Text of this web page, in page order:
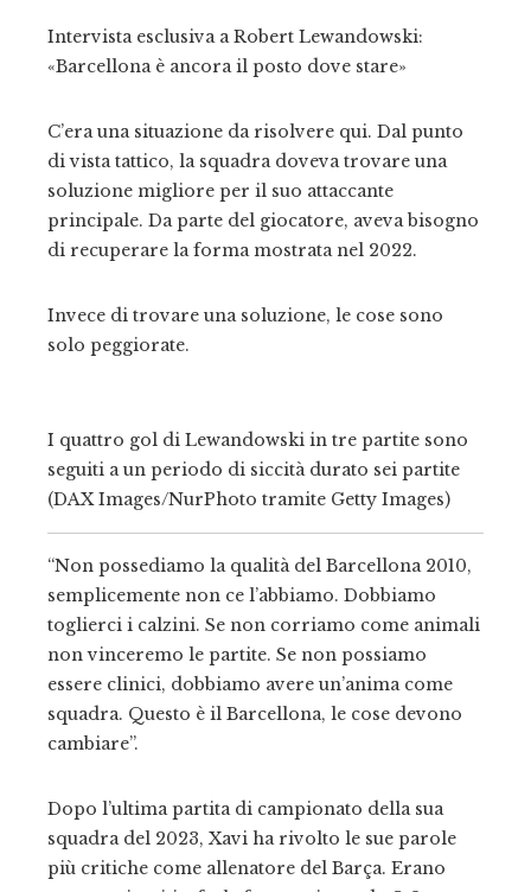
Intervista esclusiva a Robert Lewandowski:
«Barcellona è ancora il posto dove stare»
C’era una situazione da risolvere qui. Dal punto
di vista tattico, la squadra doveva trovare una
soluzione migliore per il suo attaccante
principale. Da parte del giocatore, aveva bisogno
di recuperare la forma mostrata nel 2022.
Invece di trovare una soluzione, le cose sono
solo peggiorate.
I quattro gol di Lewandowski in tre partite sono
seguiti a un periodo di siccità durato sei partite
(DAX Images/NurPhoto tramite Getty Images)
“Non possediamo la qualità del Barcellona 2010,
semplicemente non ce l’abbiamo. Dobbiamo
toglierci i calzini. Se non corriamo come animali
non vinceremo le partite. Se non possiamo
essere clinici, dobbiamo avere un’anima come
squadra. Questo è il Barcellona, ​​le cose devono
cambiare”.
Dopo l’ultima partita di campionato della sua
squadra del 2023, Xavi ha rivolto le sue parole
più critiche come allenatore del Barça. Erano